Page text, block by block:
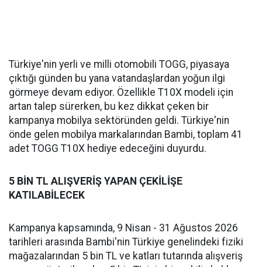
Türkiye'nin yerli ve milli otomobili TOGG, piyasaya
çıktığı günden bu yana vatandaşlardan yoğun ilgi
görmeye devam ediyor. Özellikle T10X modeli için
artan talep sürerken, bu kez dikkat çeken bir
kampanya mobilya sektöründen geldi. Türkiye'nin
önde gelen mobilya markalarından Bambi, toplam 41
adet TOGG T10X hediye edeceğini duyurdu.
5 BİN TL ALIŞVERİŞ YAPAN ÇEKİLİŞE
KATILABİLECEK
Kampanya kapsamında, 9 Nisan - 31 Ağustos 2026
tarihleri arasında Bambi'nin Türkiye genelindeki fiziki
mağazalarından 5 bin TL ve katları tutarında alışveriş